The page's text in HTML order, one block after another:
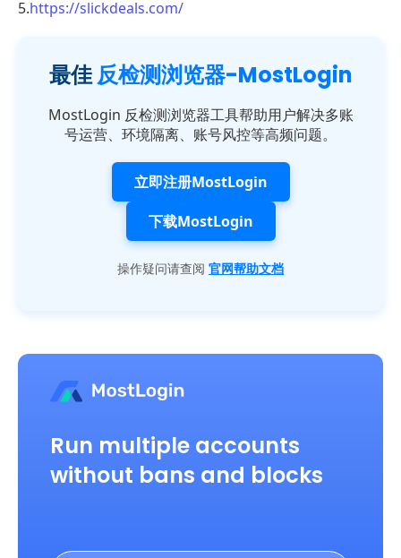
5.https://slickdeals.com/
最佳反检测浏览器-MostLogin
MostLogin 反检测浏览器工具帮助用户解决多账
号运营、环境隔离、账号风控等高频问题。
立即注册MostLogin
下载MostLogin
操作疑问请查阅 官网帮助文档
Run multiple accounts
without bans and blocks